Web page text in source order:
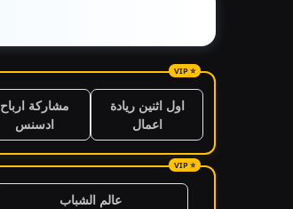
اول اثنين ريادة
اعمال
مشاركة ارباح
ادسنس
عالم الشباب